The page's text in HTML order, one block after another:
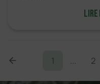
1 ... 2